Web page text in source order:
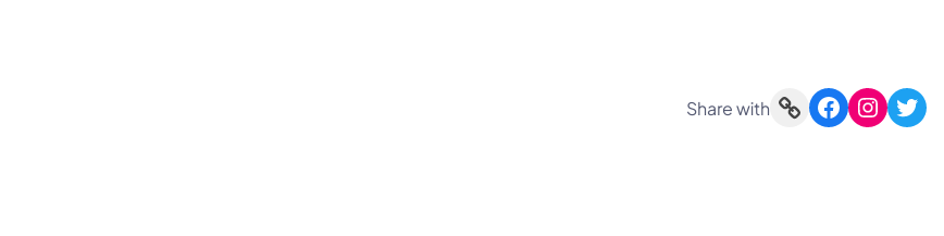
Share with Link Facebook Instagram Twitter